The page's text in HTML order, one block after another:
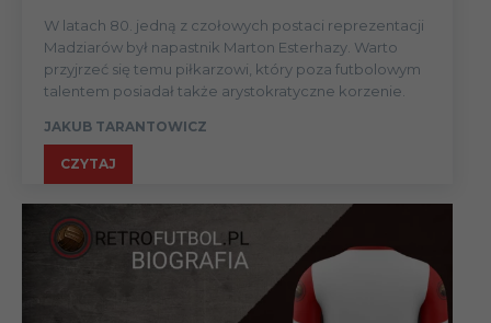
W latach 80. jedną z czołowych postaci reprezentacji
Madziarów był napastnik Marton Esterhazy. Warto
przyjrzeć się temu piłkarzowi, który poza futbolowym
talentem posiadał także arystokratyczne korzenie.
JAKUB TARANTOWICZ
CZYTAJ